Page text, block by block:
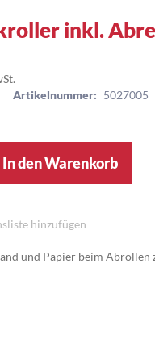
inkl.
Artikelnummer: 5027005
In den Warenkorb
hinzufügen
und Papier beim